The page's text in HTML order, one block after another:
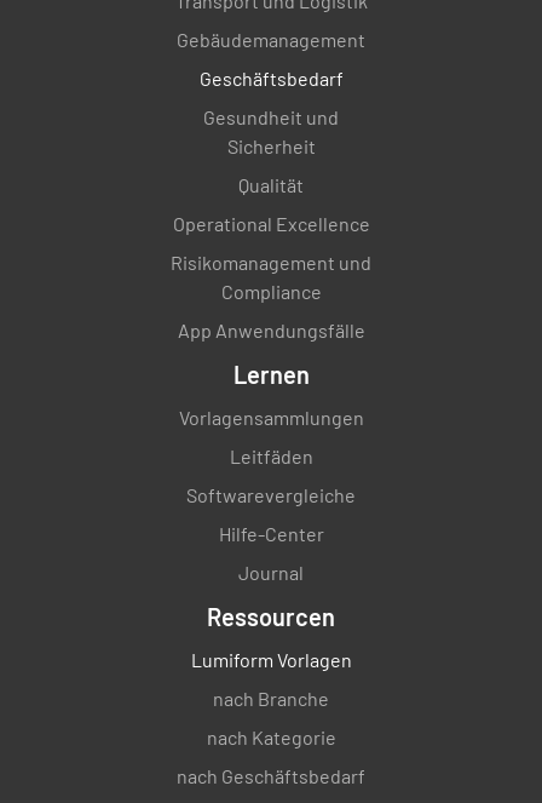
Gebäudemanagement
Geschäftsbedarf
Gesundheit und
Sicherheit
Qualität
Operational Excellence
Risikomanagement und
Compliance
App Anwendungsfälle
Lernen
Vorlagensammlungen
Leitfäden
Softwarevergleiche
Hilfe-Center
Journal
Ressourcen
Lumiform Vorlagen
nach Branche
nach Kategorie
nach Geschäftsbedarf